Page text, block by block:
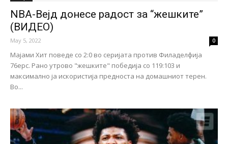
NBA-Вејд донесе радост за “жешките”
(ВИДЕО)
May 5, 2022 0
Мајами Хит поведе со 2:0 во серијата против Филаделфија
76ерс. Рано утрово "жешките" победија со 119:103 и
максимално ја искористија предноста на домашниот терен.
Во...